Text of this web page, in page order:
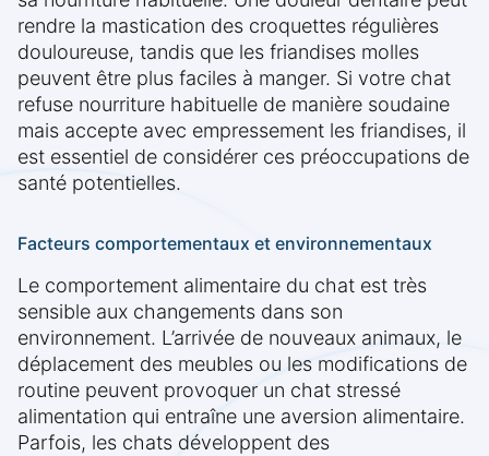
rendre la mastication des croquettes régulières
douloureuse, tandis que les friandises molles
peuvent être plus faciles à manger. Si votre chat
refuse nourriture habituelle de manière soudaine
mais accepte avec empressement les friandises, il
est essentiel de considérer ces préoccupations de
santé potentielles.
Facteurs comportementaux et environnementaux
Le comportement alimentaire du chat est très
sensible aux changements dans son
environnement. L’arrivée de nouveaux animaux, le
déplacement des meubles ou les modifications de
routine peuvent provoquer un chat stressé
alimentation qui entraîne une aversion alimentaire.
Parfois, les chats développent des